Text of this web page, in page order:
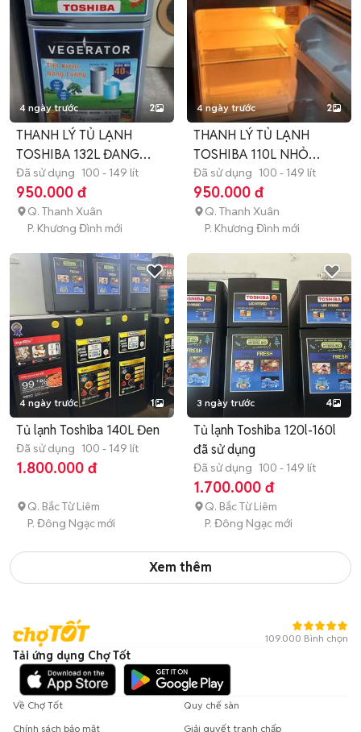
4 ngày trước 2
THANH LÝ TỦ LẠNH
TOSHIBA 132L ĐANG
DÙNG TỐT
Đã sử dụng 100 - 149 lít
950.000 đ
Q. Thanh Xuân
P. Khương Đình mới
4 ngày trước 2
THANH LÝ TỦ LẠNH
TOSHIBA 110L NHỎ
XINH GIÁ RẺ
Đã sử dụng 100 - 149 lít
950.000 đ
Q. Thanh Xuân
P. Khương Đình mới
4 ngày trước 1
Tủ lạnh Toshiba 140L Đen
Đã sử dụng 100 - 149 lít
1.800.000 đ
Q. Bắc Từ Liêm
P. Đông Ngạc mới
3 ngày trước 4
Tủ lạnh Toshiba 120l-160l
đã sử dụng
Đã sử dụng 100 - 149 lít
1.700.000 đ
Q. Bắc Từ Liêm
P. Đông Ngạc mới
Xem thêm
109.000 Bình chọn
Tải ứng dụng Chợ Tốt
Về Chợ Tốt
Quy chế sàn
Chính sách bảo mật
Giải quyết tranh chấp